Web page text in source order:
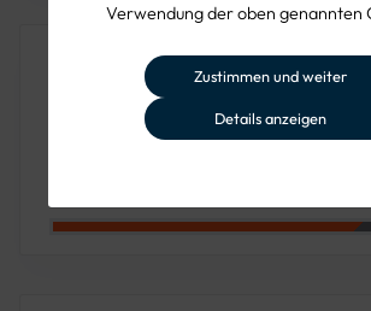
Verwendung der oben genannten
Zustimmen und weiter
Details anzeigen
Dieses Produkt ist auch in
Farben verfügbar
Farbe:
Farbe: